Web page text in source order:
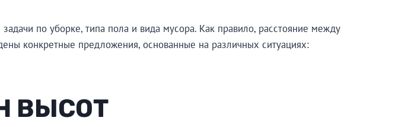
по уборке, типа пола и вида мусора. Как правило, расстояние между
конкретные предложения, основанные на различных ситуациях:
ВЫСОТ